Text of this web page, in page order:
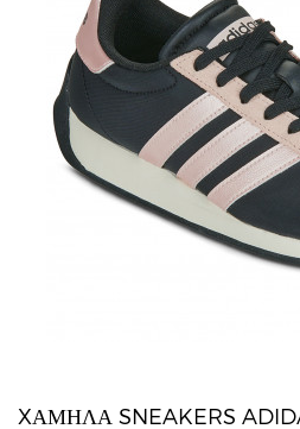
XΑΜΗΛΆ SNEAKERS